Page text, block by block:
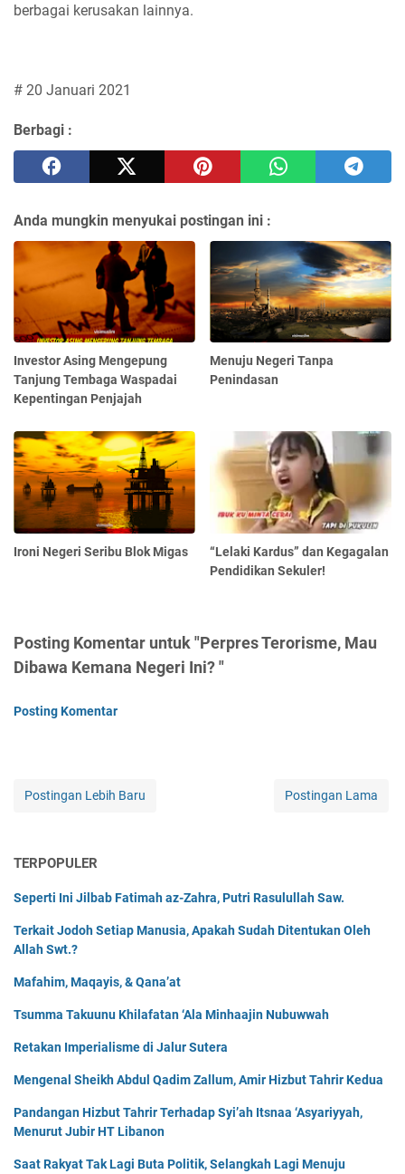
berbagai kerusakan lainnya.
# 20 Januari 2021
Berbagi :
Anda mungkin menyukai postingan ini :
Investor Asing Mengepung
Tanjung Tembaga Waspadai
Kepentingan Penjajah
Menuju Negeri Tanpa
Penindasan
Ironi Negeri Seribu Blok Migas
“Lelaki Kardus” dan Kegagalan
Pendidikan Sekuler!
Posting Komentar untuk "Perpres Terorisme, Mau
Dibawa Kemana Negeri Ini? "
Posting Komentar
Postingan Lebih Baru Postingan Lama
TERPOPULER
Seperti Ini Jilbab Fatimah az-Zahra, Putri Rasulullah Saw.
Terkait Jodoh Setiap Manusia, Apakah Sudah Ditentukan Oleh
Allah Swt.?
Mafahim, Maqayis, & Qana’at
Tsumma Takuunu Khilafatan ‘Ala Minhaajin Nubuwwah
Retakan Imperialisme di Jalur Sutera
Mengenal Sheikh Abdul Qadim Zallum, Amir Hizbut Tahrir Kedua
Pandangan Hizbut Tahrir Terhadap Syi’ah Itsnaa ‘Asyariyyah,
Menurut Jubir HT Libanon
Saat Rakyat Tak Lagi Buta Politik, Selangkah Lagi Menuju